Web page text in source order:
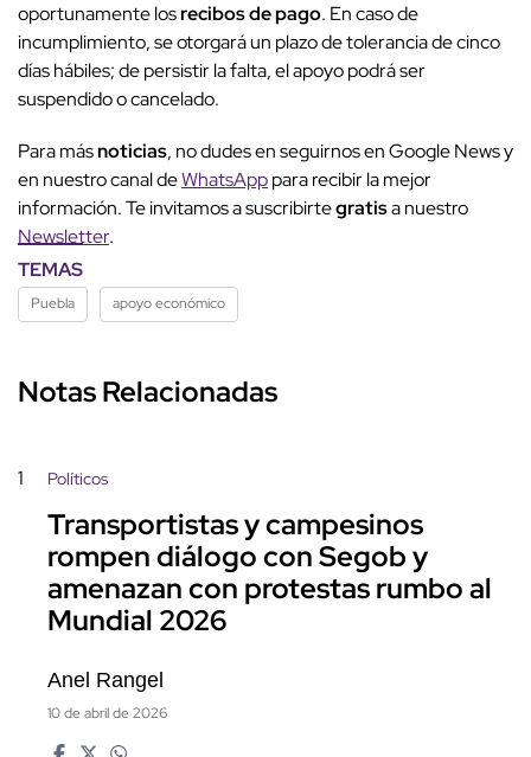
oportunamente losrecibos de pago. En caso de
incumplimiento, se otorgará un plazo de tolerancia de cinco
días hábiles; de persistir la falta, el apoyo podrá ser
suspendido o cancelado.
Para másnoticias, no dudes en seguirnos en Google News y
en nuestro canal deWhatsApppara recibir la mejor
información. Te invitamos a suscribirtegratisa nuestro
Newsletter.
TEMAS
Puebla apoyo económico
Notas Relacionadas
1 Políticos
Transportistas y campesinos
rompen diálogo con Segob y
amenazan con protestas rumbo al
Mundial 2026
Anel Rangel
10 de abril de 2026